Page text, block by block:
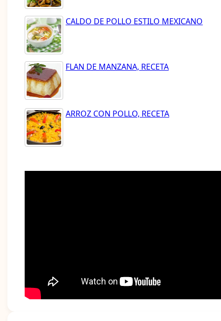
CALDO DE POLLO ESTILO MEXICANO
FLAN DE MANZANA, RECETA
ARROZ CON POLLO, RECETA